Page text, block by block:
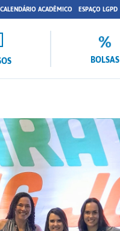
CALENDÁRIO ACADÊMICO ESPAÇO LGPD
BOLSAS